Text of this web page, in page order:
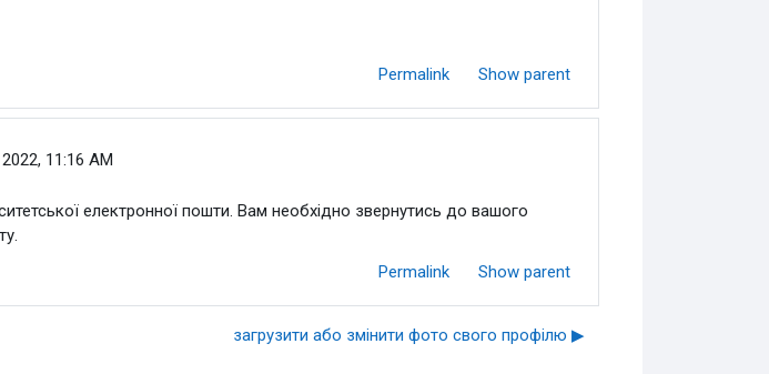
Permalink
Show parent
11:16 AM
електронної пошти. Вам необхідно звернутись до вашого
Permalink
Show parent
загрузити або змінити фото свого профілю ▶︎